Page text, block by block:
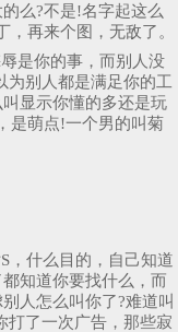
么?不是!名字起这么
再来个图，无敌了。
是你的事，而别人没
为别人都是满足你的工
显示你懂的多还是玩
是萌点!一个男的叫菊
，什么目的，自己知道
知道你要找什么，而
人怎么叫你了?难道叫
打了一次广告，那些寂